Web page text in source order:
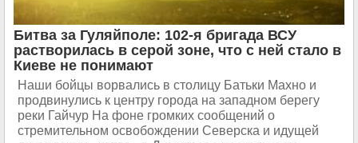
Битва за Гуляйполе: 102-я бригада ВСУ
растворилась в серой зоне, что с ней стало в
Киеве не понимают
Наши бойцы ворвались в столицу Батьки Махно и
продвинулись к центру города на западном берегу
реки Гайчур На фоне громких сообщений о
стремительном освобождении Северска и идущей